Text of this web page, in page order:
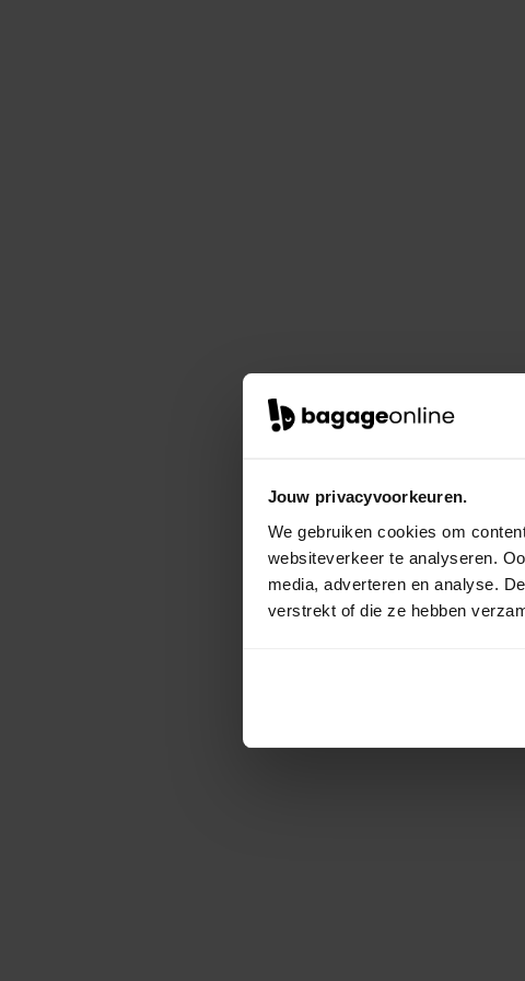
Jouw privacyvoorkeuren.
We gebruiken cookies om
websiteverkeer te analyseren.
media, adverteren en analyse.
verstrekt of die ze hebben